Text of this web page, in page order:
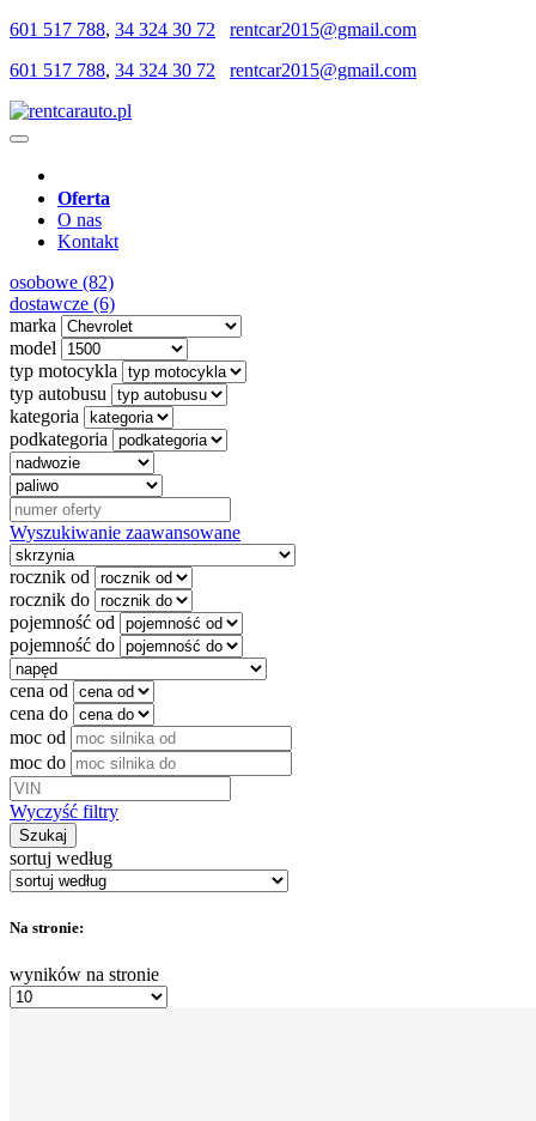
601 517 788, 34 324 30 72
rentcar2015@gmail.com
601 517 788, 34 324 30 72 rentcar2015@gmail.com
Oferta
O nas
Kontakt
osobowe (82)
dostawcze (6)
marka
model
typ motocykla
typ autobusu
kategoria
podkategoria
Wyszukiwanie zaawansowane
rocznik od
rocznik do
pojemność od
pojemność do
cena od
cena do
moc od
moc do
Wyczyść filtry
Szukaj
sortuj według
Na stronie:
wyników na stronie